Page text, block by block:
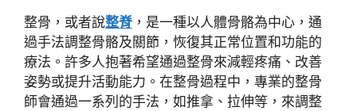
整骨，或者說整脊，是一種以人體骨骼為中心，通
過手法調整骨骼及關節，恢復其正常位置和功能的
療法。許多人抱著希望通過整骨來減輕疼痛、改善
姿勢或提升活動能力。在整骨過程中，專業的整骨
師會通過一系列的手法，如推拿、拉伸等，來調整